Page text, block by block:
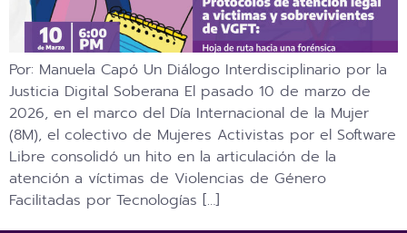
Por: Manuela Capó Un Diálogo Interdisciplinario por la
Justicia Digital Soberana El pasado 10 de marzo de
2026, en el marco del Día Internacional de la Mujer
(8M), el colectivo de Mujeres Activistas por el Software
Libre consolidó un hito en la articulación de la
atención a víctimas de Violencias de Género
Facilitadas por Tecnologías […]